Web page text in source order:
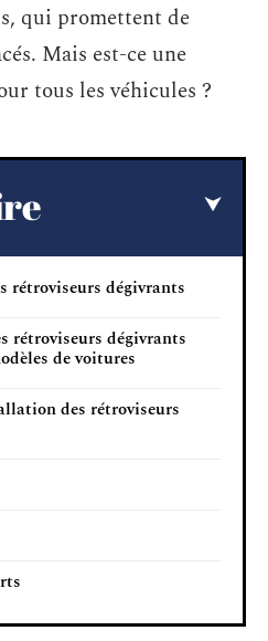
qui promettent de
Mais est-ce une
tous les véhicules ?
rétroviseurs dégivrants
rétroviseurs dégivrants
de voitures
des rétroviseurs